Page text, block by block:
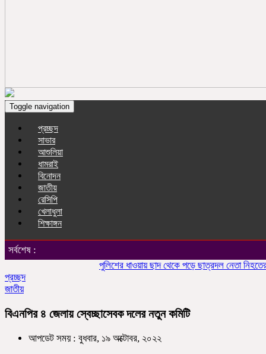
Toggle navigation
প্রচ্ছদ
সাভার
আশুলিয়া
ধামরাই
বিনোদন
জাতীয়
রেসিপি
খেলাধুলা
শিক্ষাঙ্গন
সর্বশেষ :
পুলিশের ধাওয়ায় ছাদ থেকে পড়ে ছাত্রদল নেতা নিহতের
প্রচ্ছদ
জাতীয়
বিএনপির ৪ জেলায় স্বেচ্ছাসেবক দলের নতুন কমিটি
আপডেট সময় : বুধবার, ১৯ অক্টোবর, ২০২২